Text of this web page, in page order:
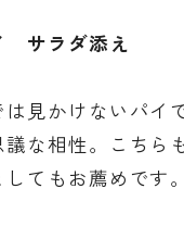
サラダ添え
見かけないパイで
な相性。こちら
てもお薦めです。